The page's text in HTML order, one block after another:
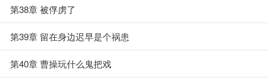
第38章 被俘虏了
第39章 留在身边迟早是个祸患
第40章 曹操玩什么鬼把戏